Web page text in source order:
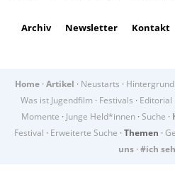
Archiv Newsletter Kontakt
Home · Artikel · Neustarts · Hintergrund
Was ist Jugendfilm · Festivals · Editorial
Momente · Junge Held*innen · Suche ·
Festival · Erweiterte Suche · Themen ·
uns · #ich